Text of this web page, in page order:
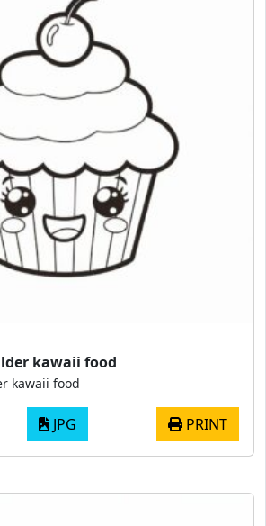
kawaii food
kawaii food
JPG PRINT